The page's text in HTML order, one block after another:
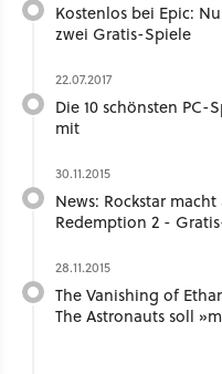
Kostenlos bei Epic:
zwei Gratis-Spiele
22.07.2017
Die 10 schönsten PC-
mit
30.11.2015
News: Rockstar
Redemption 2 -
28.11.2015
The Vanishing of
The Astronauts soll